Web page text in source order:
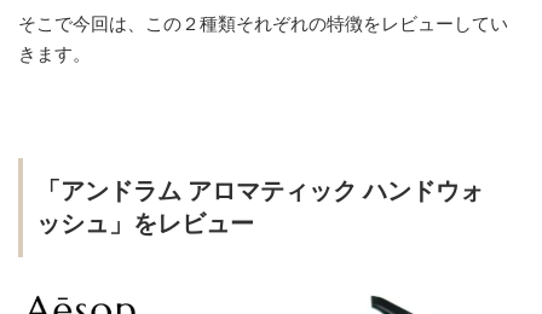
そこで今回は、この２種類それぞれの特徴をレビューしてい
きます。
「アンドラム アロマティック ハンドウォ
ッシュ」をレビュー